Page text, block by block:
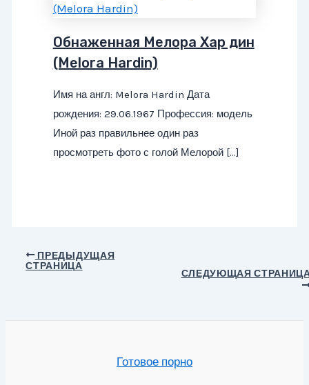
Обнаженная Мелора Хар дин
(Melora Hardin)
Имя на англ: Melora Hardin Дата
рождения: 29.06.1967 Профессия: модель
Иной раз правильнее один раз
просмотреть фото с голой Мелорой […]
Навигация
ПРЕДЫДУЩАЯ
СТРАНИЦА
СЛЕДУЮЩАЯ
Готовое порно